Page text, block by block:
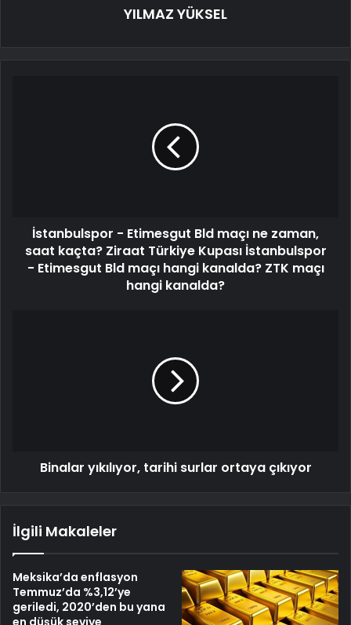
YILMAZ YÜKSEL
İstanbulspor - Etimesgut Bld maçı ne zaman,
saat kaçta? Ziraat Türkiye Kupası İstanbulspor
- Etimesgut Bld maçı hangi kanalda? ZTK maçı
hangi kanalda?
Binalar yıkılıyor, tarihi surlar ortaya çıkıyor
İlgili Makaleler
Meksika’da enflasyon
Temmuz’da %3,12’ye
geriledi, 2020’den bu yana